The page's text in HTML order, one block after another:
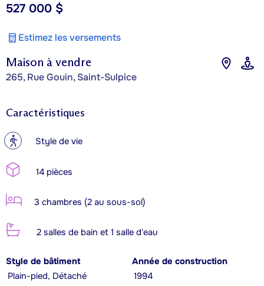
Maison à vendre
265, Rue Gouin, Saint-Sulpice
527 000 $
Estimez les versements
Caractéristiques
? Style de vie
14 pièces
3 chambres (2 au sous-sol)
2 salles de bain et 1 salle d'eau
Style de bâtiment
Plain-pied, Détaché
Année de construction
1994